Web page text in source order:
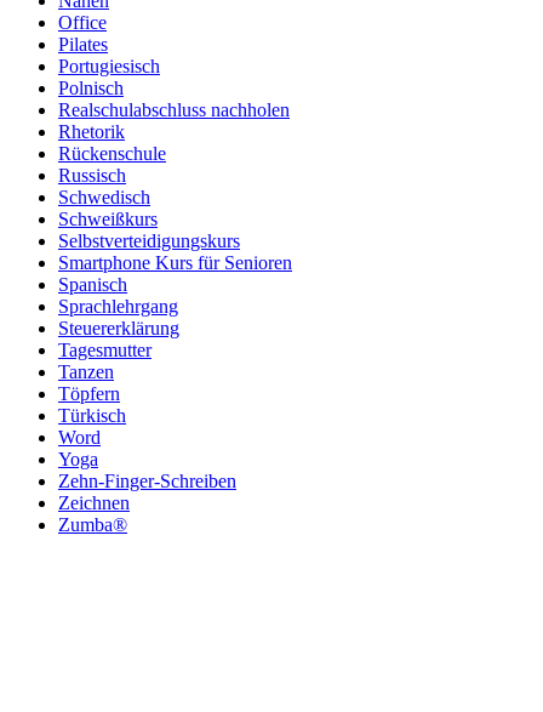
Office
Pilates
Portugiesisch
Polnisch
Realschulabschluss nachholen
Rhetorik
Rückenschule
Russisch
Schwedisch
Schweißkurs
Selbstverteidigungskurs
Smartphone Kurs für Senioren
Spanisch
Sprachlehrgang
Steuererklärung
Tagesmutter
Tanzen
Töpfern
Türkisch
Word
Yoga
Zehn-Finger-Schreiben
Zeichnen
Zumba®